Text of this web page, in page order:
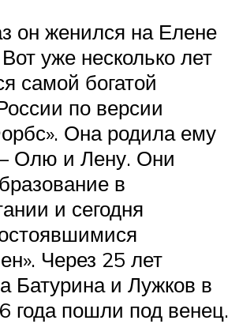
он женился на Елене
уже несколько лет
самой богатой
по версии
Она родила ему
Олю и Лену. Они
в
и сегодня
Через 25 лет
Батурина и Лужков в
года пошли под венец.